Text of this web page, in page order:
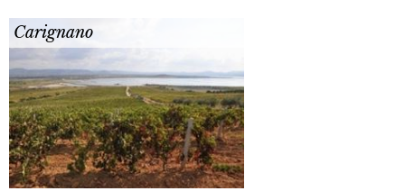
Carignano